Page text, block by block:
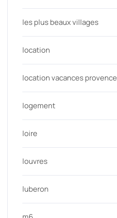
les plus beaux villages
location
location vacances provence
logement
loire
louvres
luberon